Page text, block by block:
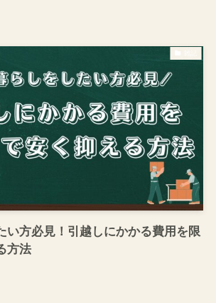
い方必見！引越しにかかる費用を限
方法